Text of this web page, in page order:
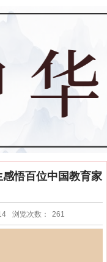
悟百位中国教育家
浏览次数： 261